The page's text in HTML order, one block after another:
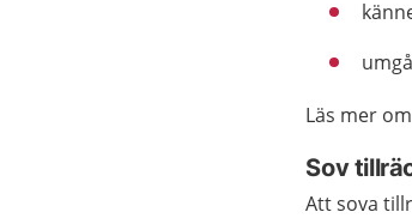
Läs mer
Sov
Att sova